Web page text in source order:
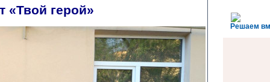
«Твой герой»
Решаем